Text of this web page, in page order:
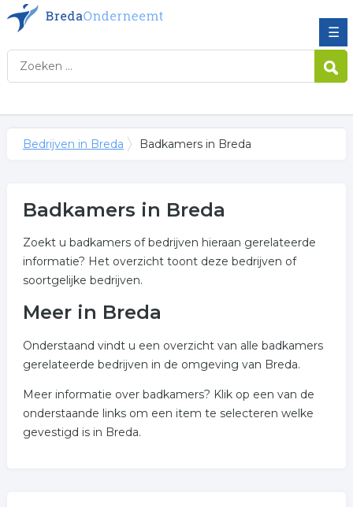
☰
Bedrijven in Breda Badkamers in Breda
Badkamers in Breda
Zoekt u badkamers of bedrijven hieraan gerelateerde
informatie? Het overzicht toont deze bedrijven of
soortgelijke bedrijven.
Meer in Breda
Onderstaand vindt u een overzicht van alle badkamers
gerelateerde bedrijven in de omgeving van Breda.
Meer informatie over badkamers? Klik op een van de
onderstaande links om een item te selecteren welke
gevestigd is in Breda.